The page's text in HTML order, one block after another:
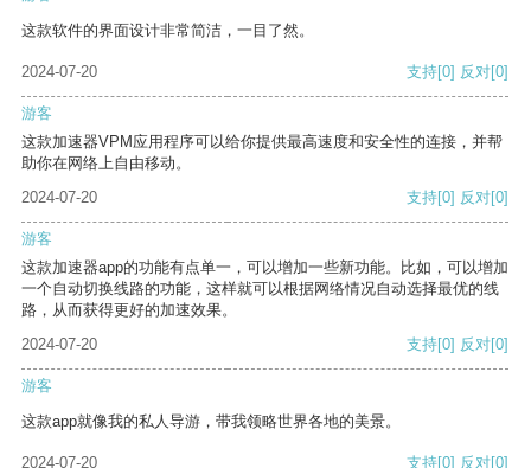
这款软件的界面设计非常简洁，一目了然。
2024-07-20 支持[0] 反对[0]
游客
这款加速器VPM应用程序可以给你提供最高速度和安全性的连接，并帮
助你在网络上自由移动。
2024-07-20
支持[0] 反对[0]
游客
这款加速器app的功能有点单一，可以增加一些新功能。比如，可以增加
一个自动切换线路的功能，这样就可以根据网络情况自动选择最优的线
路，从而获得更好的加速效果。
2024-07-20
支持[0] 反对[0]
游客
这款app就像我的私人导游，带我领略世界各地的美景。
2024-07-20 支持[0] 反对[0]